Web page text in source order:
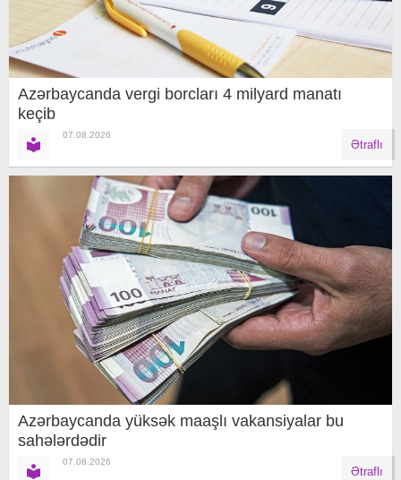
Azərbaycanda vergi borcları 4 milyard manatı
keçib
07.08.2026
Ətraflı
Azərbaycanda yüksək maaşlı vakansiyalar bu
sahələrdədir
07.08.2026
Ətraflı